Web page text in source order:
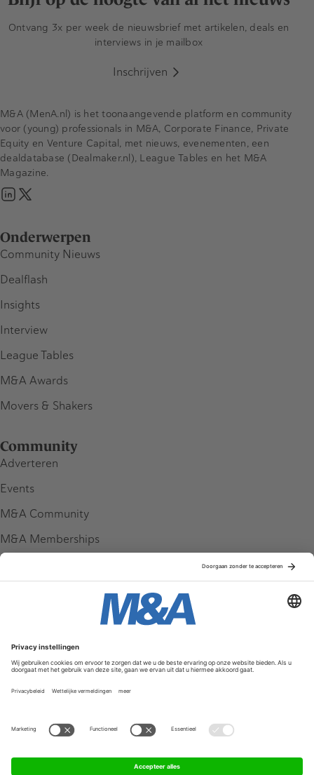
Ontvang 3x per week de nieuwsbrief met artikelen, deals en
interviews in je mailbox
Inschrijven
Onderwerpen
Community Nieuws
Dealflash
Insights
Interview
League Tables
M&A Awards
Movers & Shakers
Community
Adverteren
Events
M&A Community
M&A Memberships
Service & Contact
Contact
FAQ
Werken bij ons
M&A (MenA.nl) is het toonaangevende platform en community
voor (young) professionals in M&A, Corporate Finance, Private
Equity en Venture Capital, met nieuws, evenementen, een
dealdatabase (Dealmaker.nl), League Tables en het M&A
Magazine.